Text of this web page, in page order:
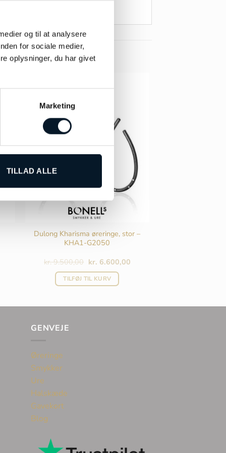
og til at analysere
for sociale medier,
oplysninger, du har givet
Marketing
TILLAD ALLE
Dulong Kharisma øreringe, stor –
KHA1-G2050
kr.9.500,00 Den
oprindelige
pris
var:
kr. 6.600,00Den
TILFØJ TIL KURV
GENVEJE
Øreringe
Smykker
Ure
Halskæde
Gavekort
Blog